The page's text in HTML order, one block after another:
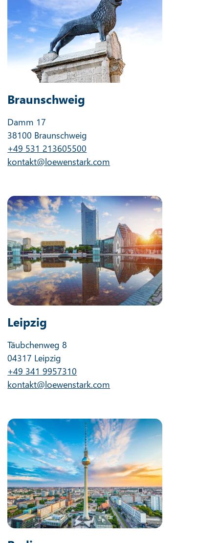
Braunschweig
Damm 17
38100 Braunschweig
+49 531 213605500
kontakt@loewenstark.com
Leipzig
Täubchenweg 8
04317 Leipzig
+49 341 9957310
kontakt@loewenstark.com